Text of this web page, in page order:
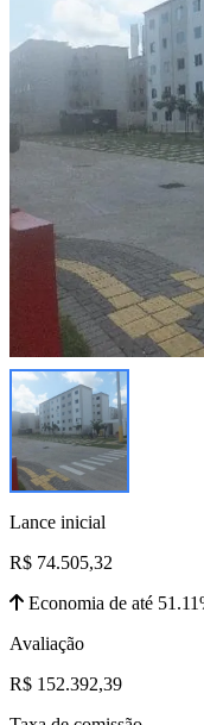
Lance inicial
R$ 74.505,32
Economia de até
Avaliação
R$ 152.392,39